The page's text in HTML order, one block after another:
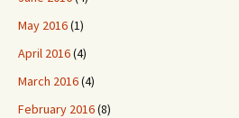
May 2016(1)
April 2016(4)
March 2016(4)
February 2016(8)